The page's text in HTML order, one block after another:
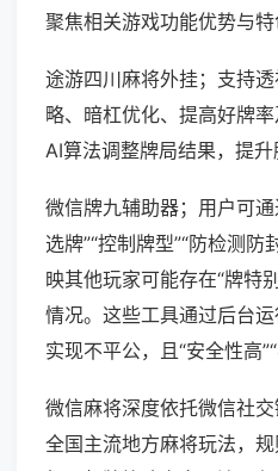
聚焦相关游戏功能优势与特
途游四川麻将外挂；支持
略、暗杠优化、提高好牌
AI算法调整牌局结果，提升
微信牌九辅助器；用户可
选牌”“控制牌型”“防检测
映其他玩家可能存在“牌特
情况。这些工具通过后台
实现不平公，且“安全性高”“
微信麻将深度依托微信社
全国主流地方麻将玩法，